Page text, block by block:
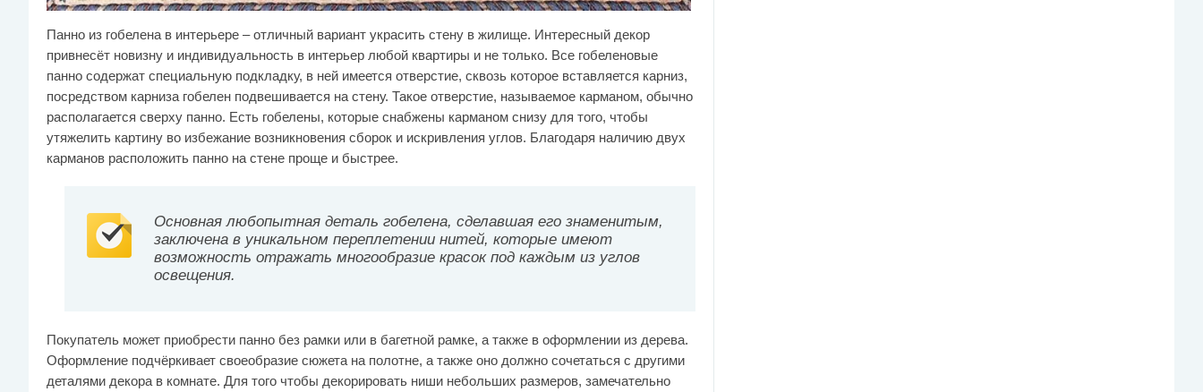
Панно из гобелена в интерьере – отличный вариант украсить стену в жилище. Интересный декор
привнесёт новизну и индивидуальность в интерьер любой квартиры и не только. Все гобеленовые
панно содержат специальную подкладку, в ней имеется отверстие, сквозь которое вставляется карниз,
посредством карниза гобелен подвешивается на стену. Такое отверстие, называемое карманом, обычно
располагается сверху панно. Есть гобелены, которые снабжены карманом снизу для того, чтобы
утяжелить картину во избежание возникновения сборок и искривления углов. Благодаря наличию двух
карманов расположить панно на стене проще и быстрее.
Основная любопытная деталь гобелена, сделавшая его знаменитым,
заключена в уникальном переплетении нитей, которые имеют
возможность отражать многообразие красок под каждым из углов
освещения.
Покупатель может приобрести панно без рамки или в багетной рамке, а также в оформлении из дерева.
Оформление подчёркивает своеобразие сюжета на полотне, а также оно должно сочетаться с другими
деталями декора в комнате. Для того чтобы декорировать ниши небольших размеров, замечательно